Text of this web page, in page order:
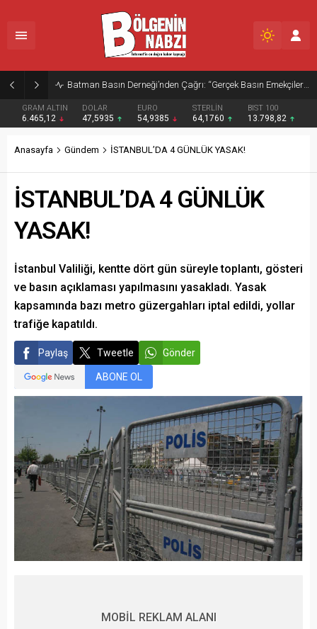
Zabıta Ekiplerinden Yol ve Kaldırım İşgaline Geçit Yok!
GRAM ALTIN
6.465,12
DOLAR
47,5935
EURO
54,9385
STERLİN
64,1760
BIST 100
13.798,82
Anasayfa Gündem İSTANBUL’DA 4 GÜNLÜK YASAK!
İSTANBUL’DA 4 GÜNLÜK
YASAK!
İstanbul Valiliği, kentte dört gün süreyle toplantı, gösteri
ve basın açıklaması yapılmasını yasakladı. Yasak
kapsamında bazı metro güzergahları iptal edildi, yollar
trafiğe kapatıldı.
Paylaş Tweetle Gönder
ABONE OL
MOBİL REKLAM ALANI